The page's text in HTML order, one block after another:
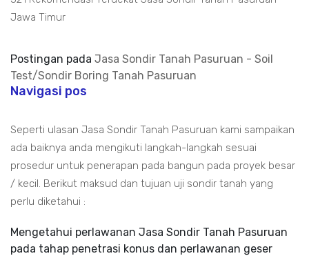
Jawa Timur
Postingan pada Jasa Sondir Tanah Pasuruan - Soil
Test/Sondir Boring Tanah Pasuruan
Navigasi pos
Seperti ulasan Jasa Sondir Tanah Pasuruan kami sampaikan
ada baiknya anda mengikuti langkah-langkah sesuai
prosedur untuk penerapan pada bangun pada proyek besar
/ kecil. Berikut maksud dan tujuan uji sondir tanah yang
perlu diketahui :
Mengetahui perlawanan Jasa Sondir Tanah Pasuruan
pada tahap penetrasi konus dan perlawanan geser